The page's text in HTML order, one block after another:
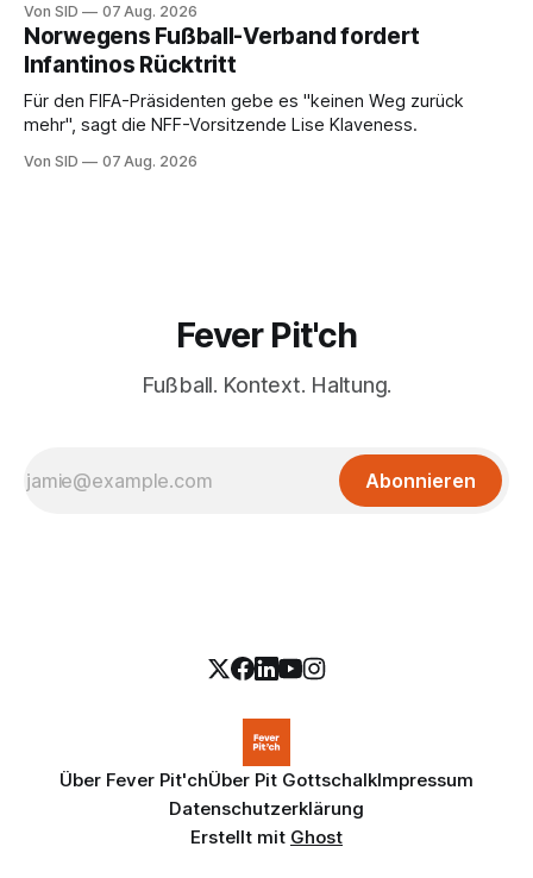
Von SID 07 Aug. 2026
Norwegens Fußball-Verband fordert
Infantinos Rücktritt
Für den FIFA-Präsidenten gebe es "keinen Weg zurück
mehr", sagt die NFF-Vorsitzende Lise Klaveness.
Von SID 07 Aug. 2026
Fever Pit'ch
Fußball. Kontext. Haltung.
Abonnieren
Über Fever Pit'chÜber Pit GottschalkImpressum
Datenschutzerklärung
Erstellt mit Ghost